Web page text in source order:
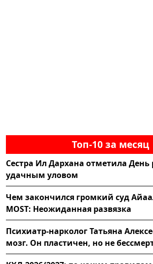
Топ-10 за месяц
Сестра Ил Дархана отметила День
удачным уловом
Чем закончился громкий суд
MOST: Неожиданная развязка
Психиатр-нарколог Татьяна
мозг. Он пластичен, но не